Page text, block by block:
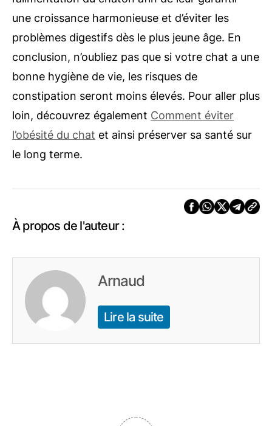
une croissance harmonieuse et d’éviter les
problèmes digestifs dès le plus jeune âge. En
conclusion, n’oubliez pas que si votre chat a une
bonne hygiène de vie, les risques de
constipation seront moins élevés. Pour aller plus
loin, découvrez également Comment éviter
l’obésité du chat et ainsi préserver sa santé sur
le long terme.
À propos de l'auteur :
Arnaud
Lire la suite